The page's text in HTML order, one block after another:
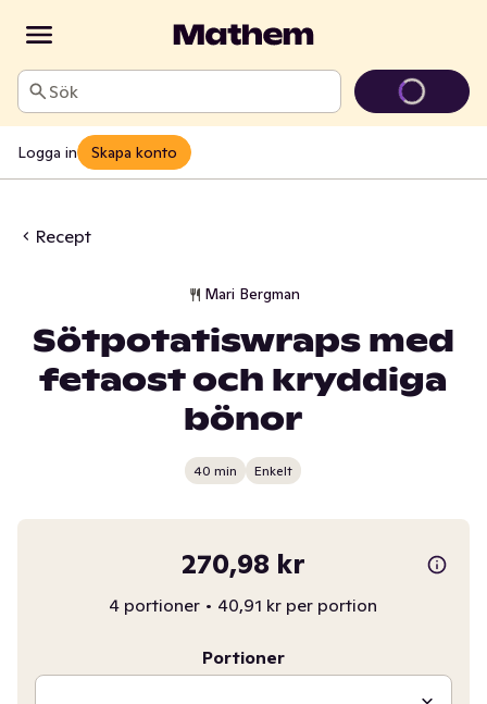
Sök
Logga in Skapa konto
Recept
Mari Bergman
Sötpotatiswraps med
fetaost och kryddiga
bönor
40 min Enkelt
270,98 kr
4 portioner • 40,91 kr per portion
Portioner